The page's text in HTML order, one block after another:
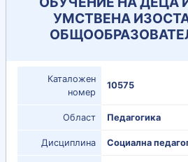
УМСТВЕНА
Каталожен
номер
10575
Област Педагогика
Дисциплина Социална